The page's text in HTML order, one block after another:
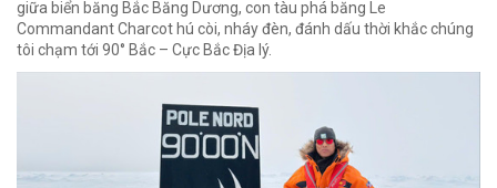
giữa biển băng Bắc Băng Dương, con tàu phá băng Le
Commandant Charcot hú còi, nháy đèn, đánh dấu thời khắc chúng
tôi chạm tới 90° Bắc – Cực Bắc Địa lý.